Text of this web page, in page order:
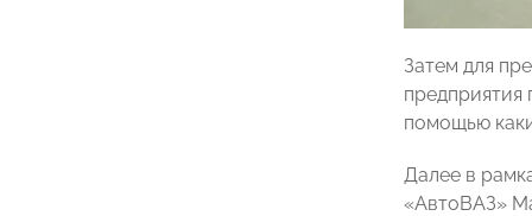
Затем для
предприятия
помощью
Далее в
«АвтоВАЗ»